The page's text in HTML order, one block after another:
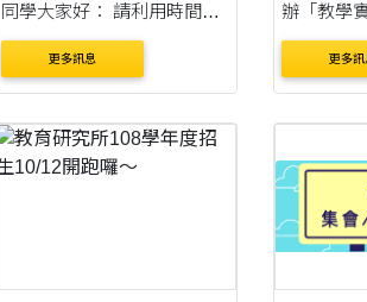
同學大家好： 請利用時間先
行準備好下列文件，待108年
第一次教師資格考試放榜日
請有通過的同學迅速繳交給
我，一定不能遲交，否則將
更多訊息
辦「教學
課綱多媒
實施計畫
課程者，
二、本中
更多訊